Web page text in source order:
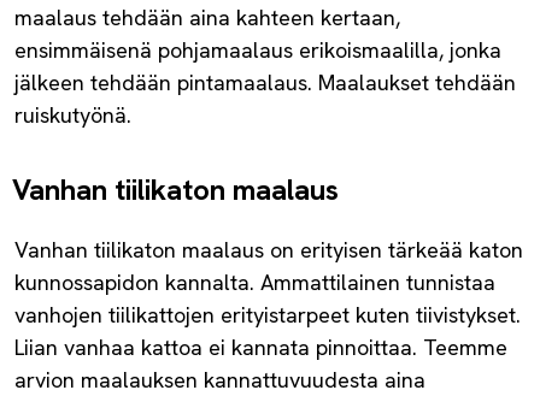
maalaus tehdään aina kahteen kertaan,
ensimmäisenä pohjamaalaus erikoismaalilla, jonka
jälkeen tehdään pintamaalaus. Maalaukset tehdään
ruiskutyönä.
Vanhan tiilikaton maalaus
Vanhan tiilikaton maalaus on erityisen tärkeää katon
kunnossapidon kannalta. Ammattilainen tunnistaa
vanhojen tiilikattojen erityistarpeet kuten tiivistykset.
Liian vanhaa kattoa ei kannata pinnoittaa. Teemme
arvion maalauksen kannattuvuudesta aina